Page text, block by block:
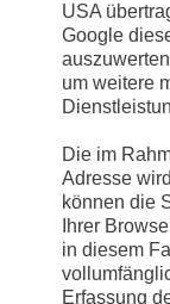
USA
Google
um weitere
Die im
Adresse
können die
Ihrer
in diesem
Erfassung